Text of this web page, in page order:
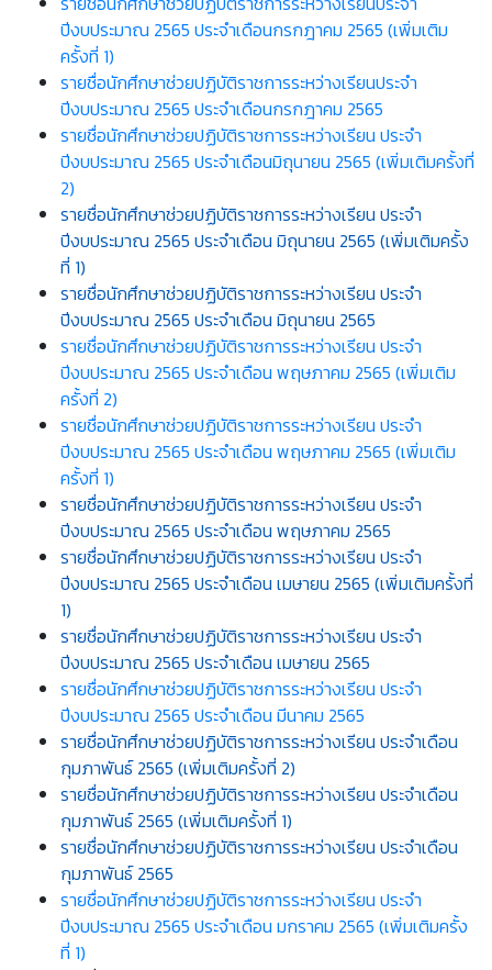
ปีงบประมาณ 2565 ประจำเดือนกรกฎาคม 2565 (เพิ่มเติม
ครั้งที่ 1)
รายชื่อนักศึกษาช่วยปฏิบัติราชการระหว่างเรียนประจำ
ปีงบประมาณ 2565 ประจำเดือนกรกฎาคม 2565
รายชื่อนักศึกษาช่วยปฏิบัติราชการระหว่างเรียน ประจำ
ปีงบประมาณ 2565 ประจำเดือนมิถุนายน 2565 (เพิ่มเติมครั้งที่
2)
รายชื่อนักศึกษาช่วยปฏิบัติราชการระหว่างเรียน ประจำ
ปีงบประมาณ 2565 ประจำเดือน มิถุนายน 2565 (เพิ่มเติมครั้ง
ที่ 1)
รายชื่อนักศึกษาช่วยปฏิบัติราชการระหว่างเรียน ประจำ
ปีงบประมาณ 2565 ประจำเดือน มิถุนายน 2565
รายชื่อนักศึกษาช่วยปฏิบัติราชการระหว่างเรียน ประจำ
ปีงบประมาณ 2565 ประจำเดือน พฤษภาคม 2565 (เพิ่มเติม
ครั้งที่ 2)
รายชื่อนักศึกษาช่วยปฏิบัติราชการระหว่างเรียน ประจำ
ปีงบประมาณ 2565 ประจำเดือน พฤษภาคม 2565 (เพิ่มเติม
ครั้งที่ 1)
รายชื่อนักศึกษาช่วยปฏิบัติราชการระหว่างเรียน ประจำ
ปีงบประมาณ 2565 ประจำเดือน พฤษภาคม 2565
รายชื่อนักศึกษาช่วยปฏิบัติราชการระหว่างเรียน ประจำ
ปีงบประมาณ 2565 ประจำเดือน เมษายน 2565 (เพิ่มเติมครั้งที่
1)
รายชื่อนักศึกษาช่วยปฏิบัติราชการระหว่างเรียน ประจำ
ปีงบประมาณ 2565 ประจำเดือน เมษายน 2565
รายชื่อนักศึกษาช่วยปฏิบัติราชการระหว่างเรียน ประจำ
ปีงบประมาณ 2565 ประจำเดือน มีนาคม 2565
รายชื่อนักศึกษาช่วยปฏิบัติราชการระหว่างเรียน ประจำเดือน
กุมภาพันธ์ 2565 (เพิ่มเติมครั้งที่ 2)
รายชื่อนักศึกษาช่วยปฏิบัติราชการระหว่างเรียน ประจำเดือน
กุมภาพันธ์ 2565 (เพิ่มเติมครั้งที่ 1)
รายชื่อนักศึกษาช่วยปฏิบัติราชการระหว่างเรียน ประจำเดือน
กุมภาพันธ์ 2565
รายชื่อนักศึกษาช่วยปฏิบัติราชการระหว่างเรียน ประจำ
ปีงบประมาณ 2565 ประจำเดือน มกราคม 2565 (เพิ่มเติมครั้ง
ที่ 1)